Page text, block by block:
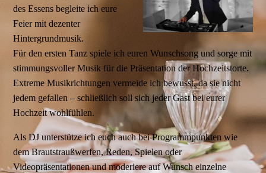
des Essens begleite ich eure
Feier mit dezenter
Hintergrundmusik.
Für den ersten Tanz spiele ich euren Wunschsong und sorge mit
stimmungsvoller Musik für die Präsentation der Hochzeitstorte.
Extreme Musikrichtungen vermeide ich bewusst, da sie nicht
jedem gefallen – schließlich soll sich jeder Gast bei eurer
Hochzeit wohlfühlen.
Als DJ unterstütze ich euch auch bei Programmpunkten wie
dem Brautstraußwerfen, Reden, Spielen oder
Videopräsentationen und moderiere auf Wunsch einzelne